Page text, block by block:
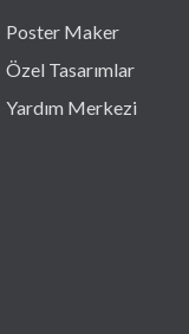
Poster Maker
Özel Tasarımlar
Yardım Merkezi